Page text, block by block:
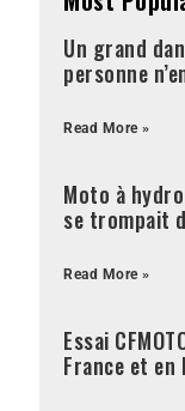
Un grand
personne
Read More »
Moto à
se trompait
Read More »
Essai
France et en